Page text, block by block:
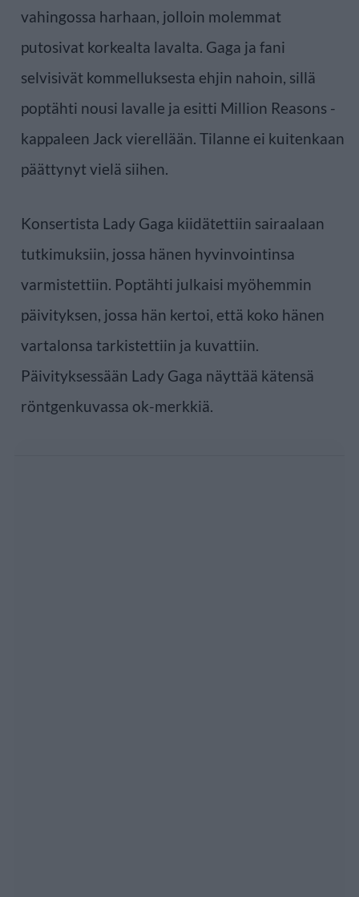
vahingossa harhaan, jolloin molemmat
putosivat korkealta lavalta. Gaga ja fani
selvisivät kommelluksesta ehjin nahoin, sillä
poptähti nousi lavalle ja esitti Million Reasons -
kappaleen Jack vierellään. Tilanne ei kuitenkaan
päättynyt vielä siihen.
Konsertista Lady Gaga kiidätettiin sairaalaan
tutkimuksiin, jossa hänen hyvinvointinsa
varmistettiin. Poptähti julkaisi myöhemmin
päivityksen, jossa hän kertoi, että koko hänen
vartalonsa tarkistettiin ja kuvattiin.
Päivityksessään Lady Gaga näyttää kätensä
röntgenkuvassa ok-merkkiä.